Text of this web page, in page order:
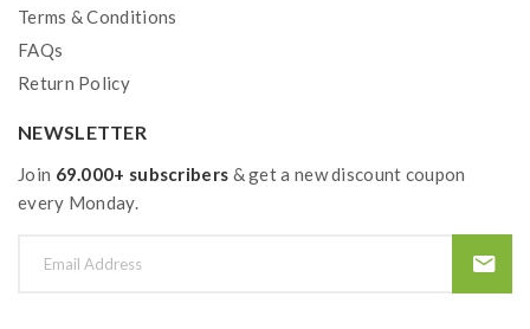
Terms & Conditions
FAQs
Return Policy
NEWSLETTER
Join 69.000+ subscribers & get a new discount coupon
every Monday.